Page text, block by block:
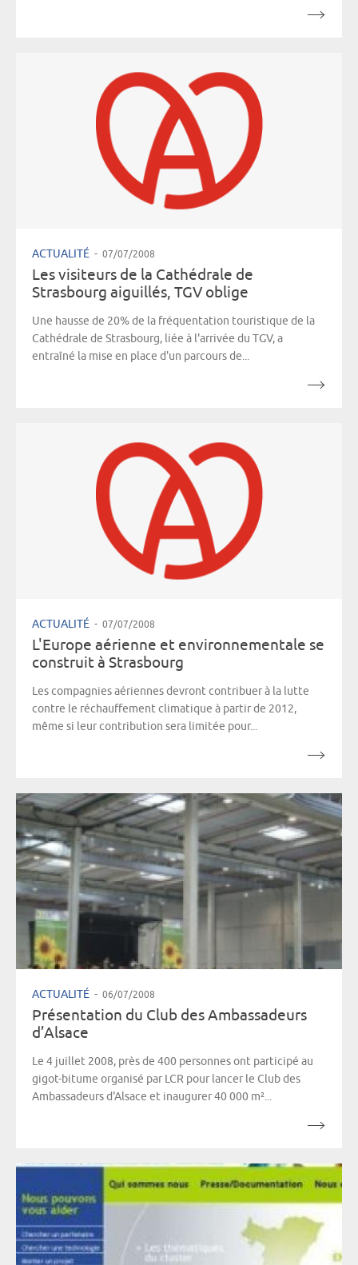
ACTUALITÉ - 07/07/2008
Les visiteurs de la Cathédrale de
Strasbourg aiguillés, TGV oblige
Une hausse de 20% de la fréquentation touristique de la
Cathédrale de Strasbourg, liée à l'arrivée du TGV, a
entraîné la mise en place d'un parcours de...
ACTUALITÉ - 07/07/2008
L'Europe aérienne et environnementale se
construit à Strasbourg
Les compagnies aériennes devront contribuer à la lutte
contre le réchauffement climatique à partir de 2012,
même si leur contribution sera limitée pour...
ACTUALITÉ - 06/07/2008
Présentation du Club des Ambassadeurs
d’Alsace
Le 4 juillet 2008, près de 400 personnes ont participé au
gigot-bitume organisé par LCR pour lancer le Club des
Ambassadeurs d'Alsace et inaugurer 40 000 m²...